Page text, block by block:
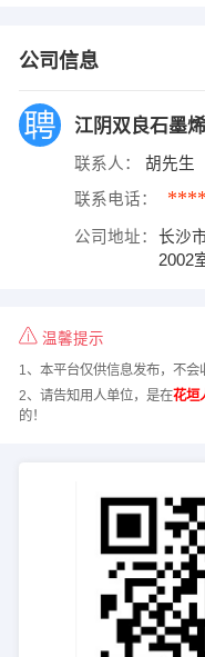
公司信息
江阴双良石墨
联系人： 胡先生
联系电话： ****
公司地址：
长沙
2002
温馨提示
1、本平台仅供信息发布，不会
2、请告知用人单位，是在花垣
的！